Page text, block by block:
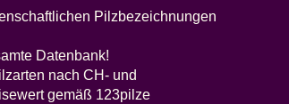
Pilzbezeichnungen
Datenbank!
nach CH- und
gemäß 123pilze